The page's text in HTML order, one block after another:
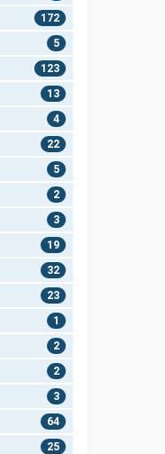
172
5
123
13
4
22
5
2
3
19
32
23
1
2
2
3
64
25